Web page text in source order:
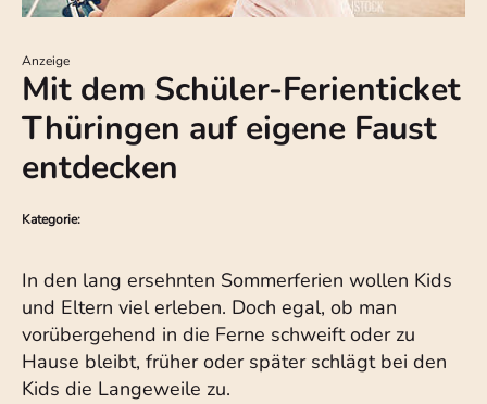
Anzeige
Mit dem Schüler-Ferienticket
Thüringen auf eigene Faust
entdecken
Kategorie:
In den lang ersehnten Sommerferien wollen Kids
und Eltern viel erleben. Doch egal, ob man
vorübergehend in die Ferne schweift oder zu
Hause bleibt, früher oder später schlägt bei den
Kids die Langeweile zu.